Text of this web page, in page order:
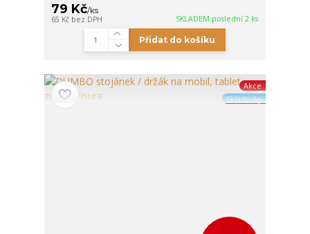
79 Kč/ks
65 Kč bez DPH SKLADEM poslední 2 ks
Přidat do košíku
Akce
Skladovky